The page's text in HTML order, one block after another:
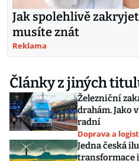
Jak spolehlivě
musíte znát
Reklama
Články z jiných
Železniční
drahám. Jako
radní
Doprava a
Jedna česká
transformace